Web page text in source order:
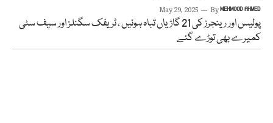
May 29, 2025 ByMEHMOOD AHMED
پولیس اور رینجرز کی 21 گاڑیاں تباہ ہوئیں ، ٹریفک سگنلز اور سیف سٹی
کمیرے بھی توڑے گئے